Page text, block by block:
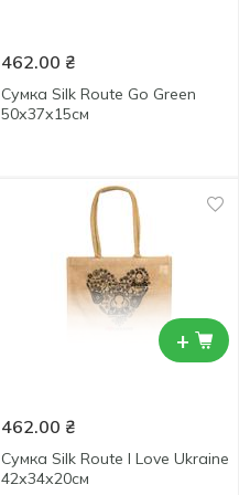
462.00 ₴
Сумка Silk Route Go Green
50х37х15см
+
462.00 ₴
Сумка Silk Route I Love Ukraine
42х34х20см